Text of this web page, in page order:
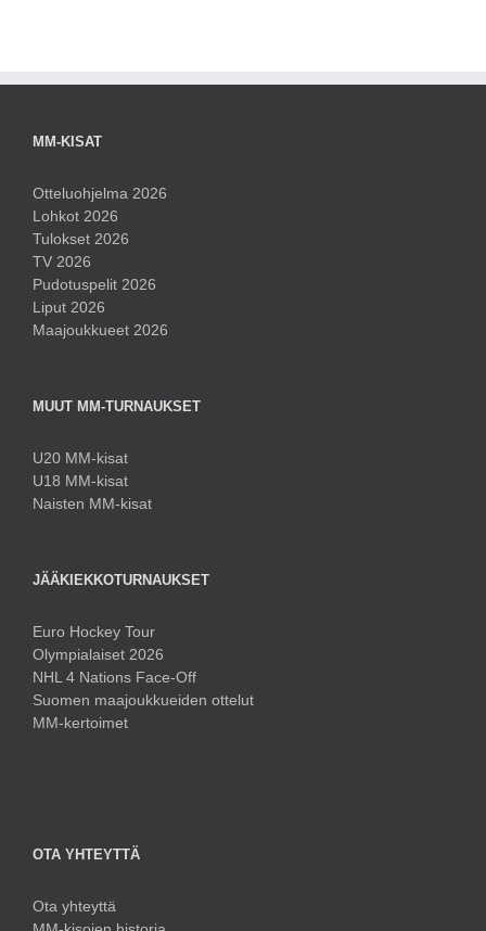
MM-KISAT
Otteluohjelma 2026
Lohkot 2026
Tulokset 2026
TV 2026
Pudotuspelit 2026
Liput 2026
Maajoukkueet 2026
MUUT MM-TURNAUKSET
U20 MM-kisat
U18 MM-kisat
Naisten MM-kisat
JÄÄKIEKKOTURNAUKSET
Euro Hockey Tour
Olympialaiset 2026
NHL 4 Nations Face-Off
Suomen maajoukkueiden ottelut
MM-kertoimet
OTA YHTEYTTÄ
Ota yhteyttä